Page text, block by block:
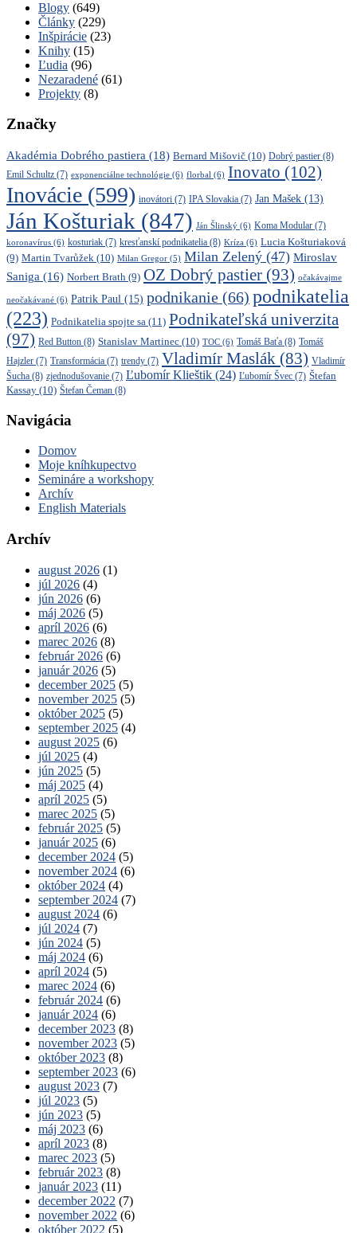
Blogy (649)
Články (229)
Inšpirácie (23)
Knihy (15)
Ľudia (96)
Nezaradené (61)
Projekty (8)
Značky
Akadémia Dobrého pastiera (18) Bernard Mišovič (10) Dobrý pastier (8)
Emil Schultz (7) exponenciálne technológie (6) florbal (6) Inovato (102)
Inovácie (599) inovátori (7) IPA Slovakia (7) Jan Mašek (13)
Ján Košturiak (847) Ján Šlinský (6) Koma Modular (7)
koronavírus (6) kosturiak (7) kresťanskí podnikatelia (8) Kríza (6) Lucia Košturiaková
(9) Martin Tvarůžek (10) Milan Gregor (5) Milan Zelený (47) Miroslav
Saniga (16) Norbert Brath (9) OZ Dobrý pastier (93) očakávajme
neočakávané (6) Patrik Paul (15) podnikanie (66) podnikatelia
(223) Podnikatelia spojte sa (11) Podnikateľská univerzita
(97) Red Button (8) Stanislav Martinec (10) TOC (6) Tomáš Baťa (8) Tomáš
Hajzler (7) Transformácia (7) trendy (7) Vladimír Maslák (83) Vladimír
Šucha (8) zjednodušovanie (7) Ľubomír Klieštik (24) Ľubomír Švec (7) Štefan
Kassay (10) Štefan Čeman (8)
Navigácia
Domov
Moje kníhkupectvo
Semináre a workshopy
Archív
English Materials
Archív
august 2026 (1)
júl 2026 (4)
jún 2026 (6)
máj 2026 (5)
apríl 2026 (6)
marec 2026 (8)
február 2026 (6)
január 2026 (5)
december 2025 (5)
november 2025 (5)
október 2025 (5)
september 2025 (4)
august 2025 (6)
júl 2025 (4)
jún 2025 (5)
máj 2025 (4)
apríl 2025 (5)
marec 2025 (5)
február 2025 (5)
január 2025 (6)
december 2024 (5)
november 2024 (6)
október 2024 (4)
september 2024 (7)
august 2024 (6)
júl 2024 (7)
jún 2024 (5)
máj 2024 (6)
apríl 2024 (5)
marec 2024 (6)
február 2024 (6)
január 2024 (6)
december 2023 (8)
november 2023 (5)
október 2023 (8)
september 2023 (6)
august 2023 (7)
júl 2023 (5)
jún 2023 (5)
máj 2023 (6)
apríl 2023 (8)
marec 2023 (5)
február 2023 (8)
január 2023 (11)
december 2022 (7)
november 2022 (6)
október 2022 (5)